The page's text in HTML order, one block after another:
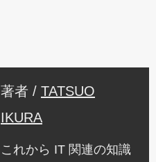
著者 / TATSUO
IKURA
これから IT 関連の知識